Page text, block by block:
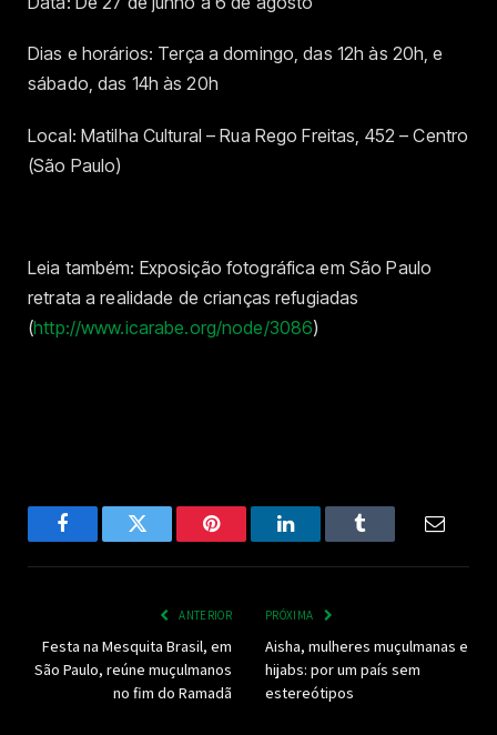
Dias e horários: Terça a domingo, das 12h às 20h, e
sábado, das 14h às 20h
Local: Matilha Cultural – Rua Rego Freitas, 452 – Centro
(São Paulo)
Leia também: Exposição fotográfica em São Paulo
retrata a realidade de crianças refugiadas
(http://www.icarabe.org/node/3086)
FacebookTwitter Pinterest LinkedInTumblr
ANTERIOR
Festa na Mesquita Brasil, em
São Paulo, reúne muçulmanos
no fim do Ramadã
PRÓXIMA
Aisha, mulheres muçulmanas e
hijabs: por um país sem
estereótipos